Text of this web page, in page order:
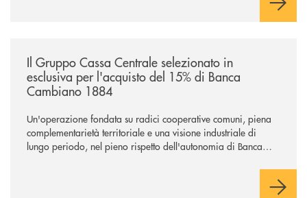
Il Gruppo Cassa Centrale selezionato in
esclusiva per l'acquisto del 15% di Banca
Cambiano 1884
Un'operazione fondata su radici cooperative comuni, piena
complementarietà territoriale e una visione industriale di
lungo periodo, nel pieno rispetto dell'autonomia di Banca
negoziazione esclusiva per la finalizzazione dell’operazione.